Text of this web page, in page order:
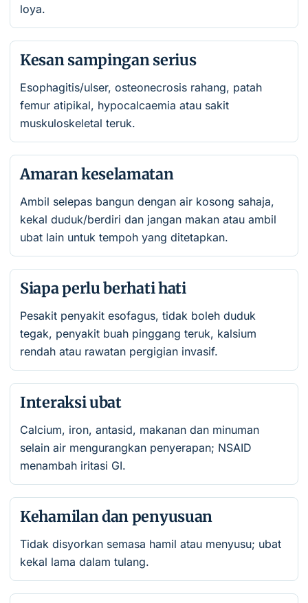
loya.
Kesan sampingan serius
Esophagitis/ulser, osteonecrosis rahang, patah
femur atipikal, hypocalcaemia atau sakit
muskuloskeletal teruk.
Amaran keselamatan
Ambil selepas bangun dengan air kosong sahaja,
kekal duduk/berdiri dan jangan makan atau ambil
ubat lain untuk tempoh yang ditetapkan.
Siapa perlu berhati hati
Pesakit penyakit esofagus, tidak boleh duduk
tegak, penyakit buah pinggang teruk, kalsium
rendah atau rawatan pergigian invasif.
Interaksi ubat
Calcium, iron, antasid, makanan dan minuman
selain air mengurangkan penyerapan; NSAID
menambah iritasi GI.
Kehamilan dan penyusuan
Tidak disyorkan semasa hamil atau menyusu; ubat
kekal lama dalam tulang.